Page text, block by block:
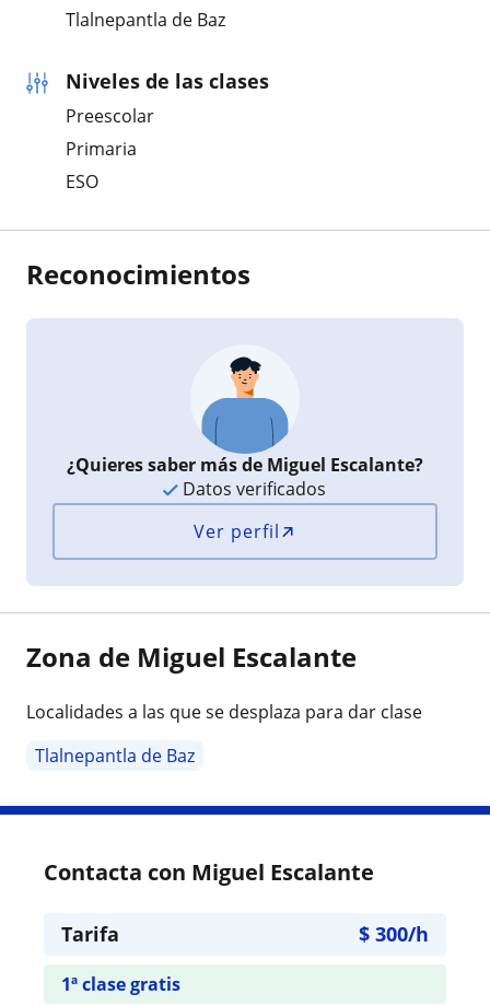
Tlalnepantla de Baz
Niveles de las clases
Preescolar
Primaria
ESO
Reconocimientos
¿Quieres saber más de Miguel Escalante?
Datos verificados
Ver perfil
Zona de Miguel Escalante
Localidades a las que se desplaza para dar clase
Tlalnepantla de Baz
Contacta con Miguel Escalante
Tarifa $ 300/h
1ª clase gratis